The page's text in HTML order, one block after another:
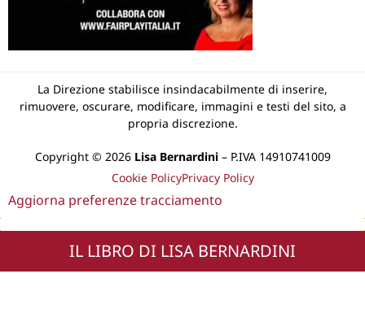
La Direzione stabilisce insindacabilmente di inserire,
rimuovere, oscurare, modificare, immagini e testi del sito, a
propria discrezione.
Copyright © 2026 Lisa Bernardini– P.IVA 14910741009
Cookie PolicyPrivacy Policy
Aggiorna preferenze tracciamento
IL LIBRO DI LISA BERNARDINI